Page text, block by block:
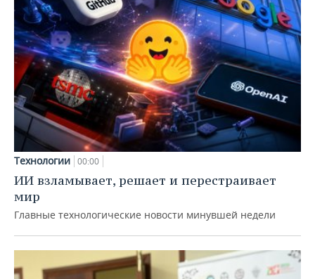
Технологии 00:00
ИИ взламывает, решает и перестраивает
мир
Главные технологические новости минувшей недели